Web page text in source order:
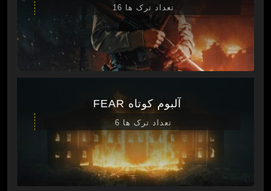
تعداد ترک ها 16
آلبوم کوتاه FEAR
تعداد ترک ها 6